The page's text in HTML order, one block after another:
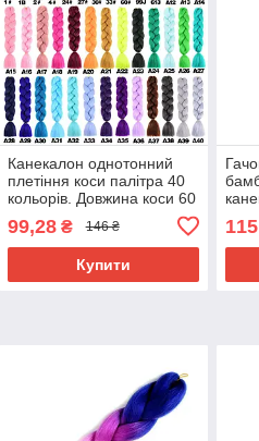
Канекалон однотонний
плетіння коси палітра 40
кольорів. Довжина коси 60
99,28₴ 146 ₴
Купити
115